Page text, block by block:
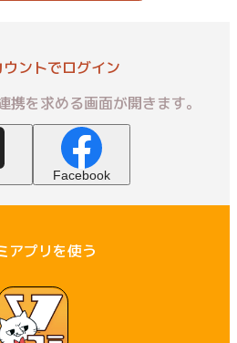
ウントでログイン
を求める画面が開きます。
Facebook
アプリを使う